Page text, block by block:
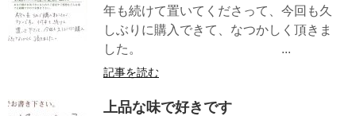
年も続けて置いてくださって、今回も久
しぶりに購入できて、なつかしく頂きま
した。 ...
記事を読む
上品な味で好きです